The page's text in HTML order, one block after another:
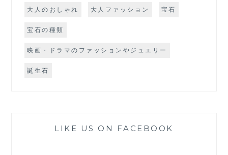
大人のおしゃれ 大人ファッション 宝石
宝石の種類
映画・ドラマのファッションやジュエリー
誕生石
LIKE US ON FACEBOOK